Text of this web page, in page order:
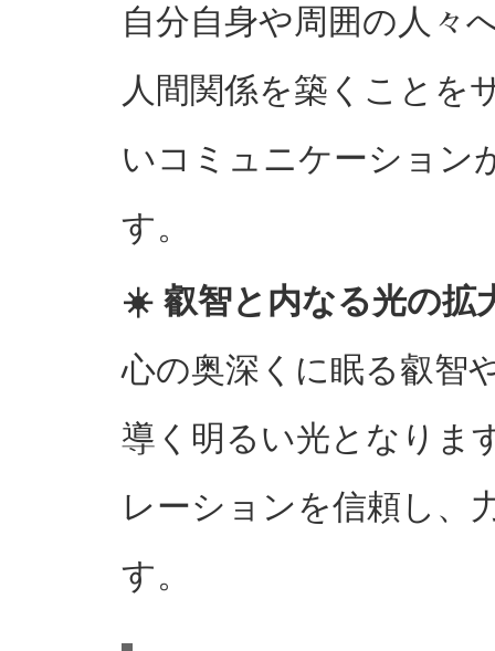
自分自身や周囲の人々
人間関係を築くことを
いコミュニケーション
す。
☀️ 叡智と内なる光の拡
心の奥深くに眠る叡智
導く明るい光となりま
レーションを信頼し、
す。